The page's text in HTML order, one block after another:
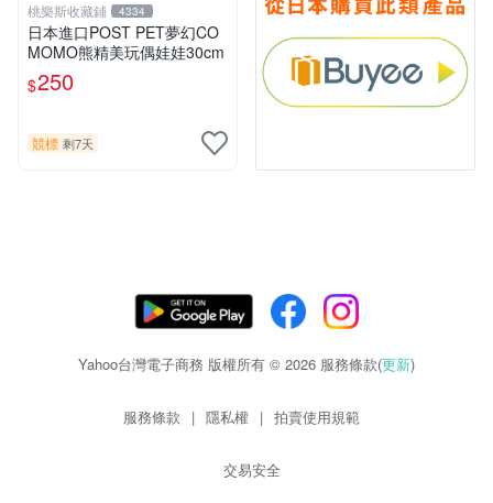
桃樂斯收藏鋪 4334
日本進口POST PET夢幻CO
MOMO熊精美玩偶娃娃30cm
$250
競標 剩7天
Yahoo台灣電子商務 版權所有 © 2026 服務條款(更新)
服務條款 | 隱私權 | 拍賣使用規範
交易安全